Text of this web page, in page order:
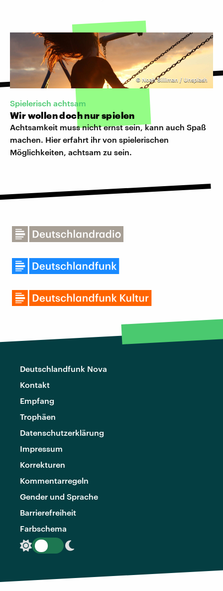
© Noah Silliman / Unsplash
Spielerisch achtsam
Wir wollen doch nur spielen
Achtsamkeit muss nicht ernst sein, kann auch Spaß
machen. Hier erfahrt ihr von spielerischen
Möglichkeiten, achtsam zu sein.
Deutschlandfunk Nova
Kontakt
Empfang
Trophäen
Datenschutzerklärung
Impressum
Korrekturen
Kommentarregeln
Gender und Sprache
Barrierefreiheit
Farbschema